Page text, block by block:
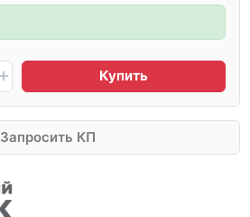
Купить
Запросить КП